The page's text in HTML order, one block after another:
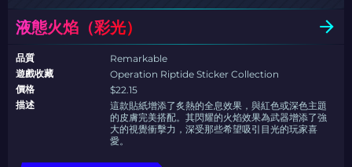
液態火焰（彩光）
品質
Remarkable
遊戲收藏
Operation Riptide Sticker Collection
價格
$22.15
描述
這款貼紙增添了炙熱的全息效果，與紅色或深色主題
的皮膚完美搭配。其閃耀的火焰效果為武器增添了強
大的視覺衝擊力，深受那些希望吸引目光的玩家喜
愛。